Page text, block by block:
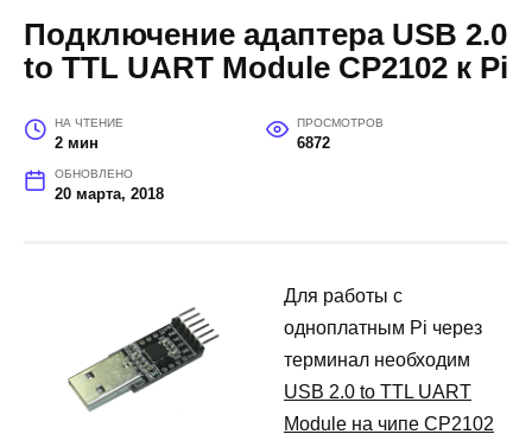
Подключение адаптера USB 2.0
to TTL UART Module CP2102 к Pi
НА ЧТЕНИЕ
2 мин
ПРОСМОТРОВ
6872
ОБНОВЛЕНО
20 марта, 2018
Для работы с
одноплатным Pi через
терминал необходим
USB 2.0 to TTL UART
Module на чипе CP2102